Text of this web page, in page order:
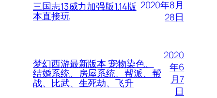
三国志13威力加强版1.14版
本直接玩
2020年8月
28日
梦幻西游最新版本 宠物染色、
结婚系统、房屋系统、帮派、帮
战、比武、生死劫、飞升
2020
年6
月7
日